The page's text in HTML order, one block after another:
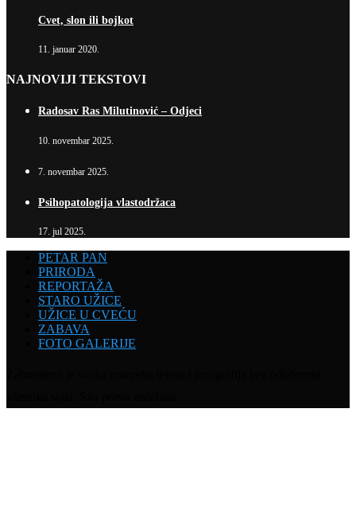
Cvet, slon ili bojkot
11. januar 2020.
NAJNOVIJI TEKSTOVI
Radosav Ras Milutinović – Odjeci
10. novembar 2025.
7. novembar 2025.
Psihopatologija vlastodržaca
17. jul 2025.
PETAR PAN
PRIRODA
REPORTAŽA
STARO UŽICE
UŽICE U CVEĆU
ZABAVA
FOTO GALERIJE